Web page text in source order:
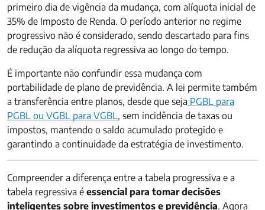
primeiro dia de vigência da mudança, com alíquota inicial de
35% de Imposto de Renda. O período anterior no regime
progressivo não é considerado, sendo descartado para fins
de redução da alíquota regressiva ao longo do tempo.
É importante não confundir essa mudança com
portabilidade de plano de previdência. A lei permite também
a transferência entre planos, desde que seja PGBL para
PGBL ou VGBL para VGBL, sem incidência de taxas ou
impostos, mantendo o saldo acumulado protegido e
garantindo a continuidade da estratégia de investimento.
Compreender a diferença entre a tabela progressiva e a
tabela regressiva é essencial para tomar decisões
inteligentes sobre investimentos e previdência. Agora